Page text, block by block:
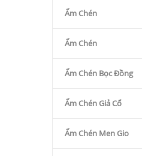
Ấm Chén
Ấm Chén
Ấm Chén Bọc Đồng
Ấm Chén Giả Cổ
Ấm Chén Men Gio